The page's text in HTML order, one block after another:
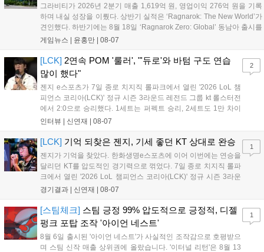
그라비티가 2026년 2분기 매출 1,619억 원, 영업이익 276억 원을 기록
하며 내실 성장을 이뤘다. 상반기 실적은 ‘Ragnarok: The New World’가
견인했다. 하반기에는 8월 18일 ‘Ragnarok Zero: Global’ 동남아 출시를
시작으로 9월 3일 ‘달려라 헤베레케 EX’, 9월 22일 ‘갈바테인’ 등 다양한
이’ 출시가 예정돼 있으며, 2027년에는 ‘Ragnarok 3’ 등 대작을 글로벌
출시할 계획이다. 그라비티는 조인트벤처 설립과 라그나로크 에코 시스
템 구축을 통해 신성장 동력을 확보할 방침이다....
게임뉴스 | 윤홍만 08-07
[LCK] 2연속 POM '룰러', "'듀로'와 바텀 구도 연습
많이 했다"
젠지 e스포츠가 7일 종로 치지직 롤파크에서 열린 '2026 LoL 챔
피언스 코리아(LCK)' 정규 시즌 3라운드 레전드 그룹 kt 롤스터전
에서 2:0으로 승리했다. 1세트는 퍼펙트 승리, 2세트도 1만 차이
를 벌리며 25분 만에 승리하면서 말 그대로 압도적인 경기력을 선
하며 POM에 선정됐...
인터뷰 | 신연재 08-07
2
[LCK] 기억 되찾은 젠지, 기세 좋던 KT 상대로 완승
젠지가 기억을 찾았다. 한화생명e스포츠에 이어 이번에는 연승을
달리던 KT를 압도적인 경기력으로 꺾었다. 7일 종로 치지직 롤파
크에서 열린 '2026 LoL 챔피언스 코리아(LCK)' 정규 시즌 3라운
드 레전드 그룹, kt 롤스터와 젠지 e스포츠의 대결에서 젠지가 압
기억을 되찾기라도 한 듯 1,...
경기결과 | 신연재 08-07
1
[스팀체크] 스팀 긍정 99% 압도적으로 긍정적, 디젤
펑크 포탑 조작 '아이언 네스트'
8월 6일 출시된 '아이언 네스트'가 사실적인 조작감으로 호평받으
며 스팀 신작 매출 상위권에 올랐습니다. '이터널 리턴'은 8월 13
1